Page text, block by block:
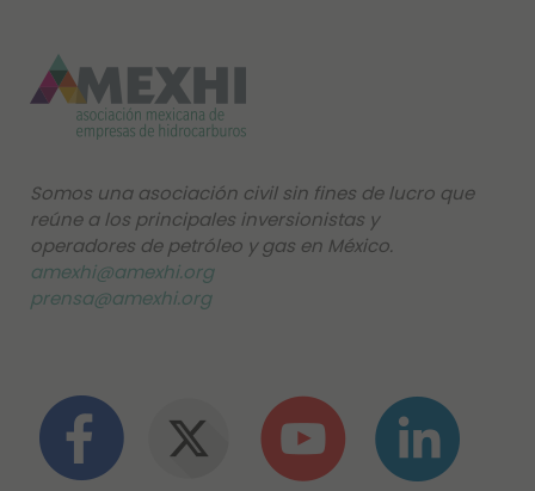
Somos una asociación civil sin fines de lucro que
reúne a los principales inversionistas y
operadores de petróleo y gas en México.
amexhi@amexhi.org
prensa@amexhi.org